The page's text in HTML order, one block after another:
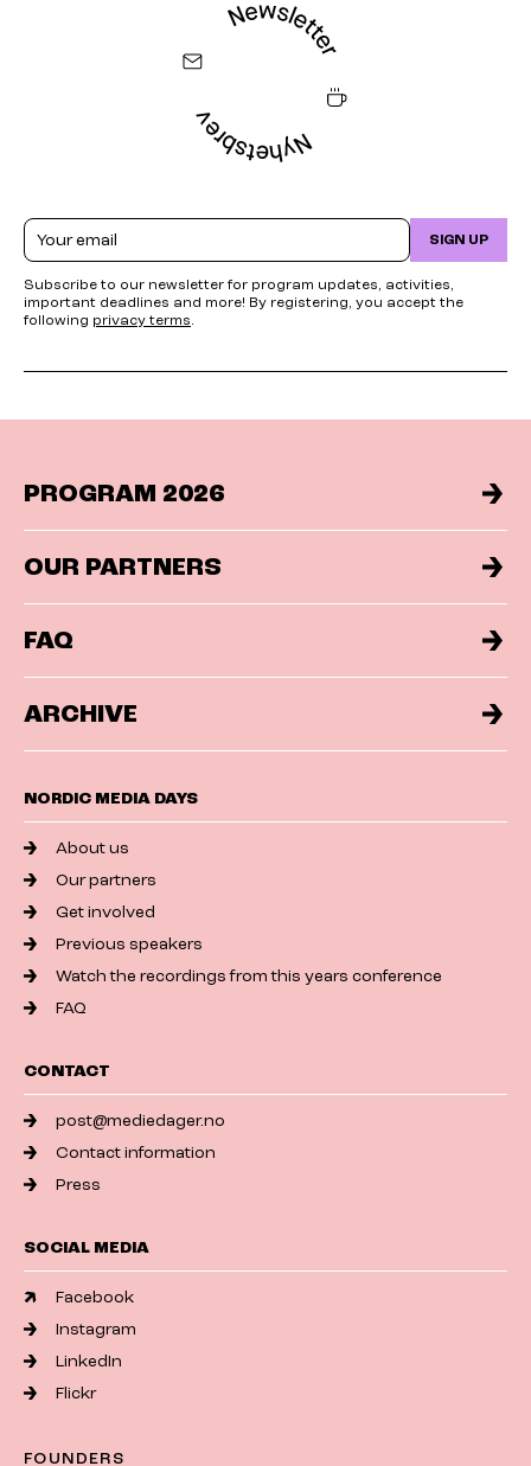
Email SIGN UP
Subscribe to our newsletter for program updates, activities,
important deadlines and more! By registering, you accept the
following privacy terms.
PROGRAM 2026
OUR PARTNERS
FAQ
ARCHIVE
NORDIC MEDIA DAYS
About us
Our partners
Get involved
Previous speakers
Watch the recordings from this years conference
FAQ
CONTACT
post@mediedager.no
Contact information
Press
SOCIAL MEDIA
Facebook
Instagram
LinkedIn
Flickr
FOUNDERS